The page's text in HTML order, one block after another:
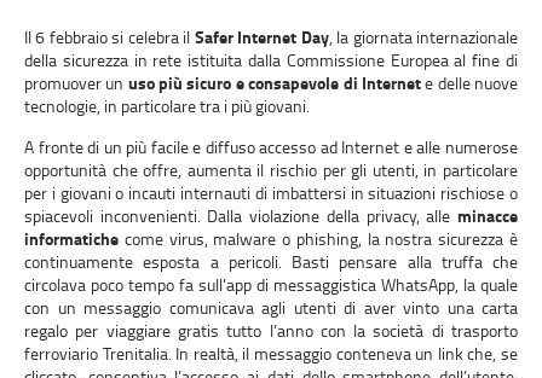
Il 6 febbraio si celebra il Safer Internet Day, la giornata internazionale
della sicurezza in rete istituita dalla Commissione Europea al fine di
promuover un uso più sicuro e consapevole di Internete delle nuove
tecnologie, in particolare tra i più giovani.
A fronte di un più facile e diffuso accesso ad Internet e alle numerose
opportunità che offre, aumenta il rischio per gli utenti, in particolare
per i giovani o incauti internauti di imbattersi in situazioni rischiose o
spiacevoli inconvenienti. Dalla violazione della privacy, alle minacce
informatiche come virus, malware o phishing, la nostra sicurezza è
continuamente esposta a pericoli. Basti pensare alla truffa che
circolava poco tempo fa sull’app di messaggistica WhatsApp, la quale
con un messaggio comunicava agli utenti di aver vinto una carta
regalo per viaggiare gratis tutto l’anno con la società di trasporto
ferroviario Trenitalia. In realtà, il messaggio conteneva un link che, se